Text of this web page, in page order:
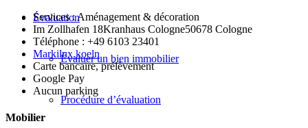
Évaluation
Évaluer un bien immobilier
Procédure d’évaluation
Services : Aménagement & décoration
Im Zollhafen 18Kranhaus Cologne50678 Cologne
Téléphone : +49 6103 23401
Markilux.koeln
Carte bancaire, prélèvement
Google Pay
Aucun parking
Mobilier